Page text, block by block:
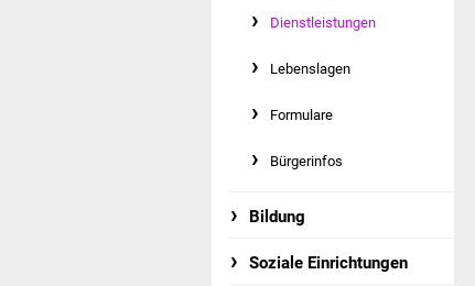
Dienstleistungen
Lebenslagen
Formulare
Bürgerinfos
Bildung
Soziale Einrichtungen